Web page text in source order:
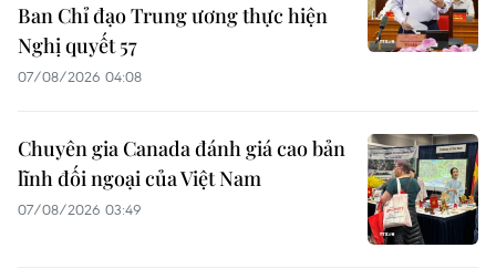
Ban Chỉ đạo Trung ương thực hiện
Nghị quyết 57
07/08/2026 04:08
Chuyên gia Canada đánh giá cao bản
lĩnh đối ngoại của Việt Nam
07/08/2026 03:49